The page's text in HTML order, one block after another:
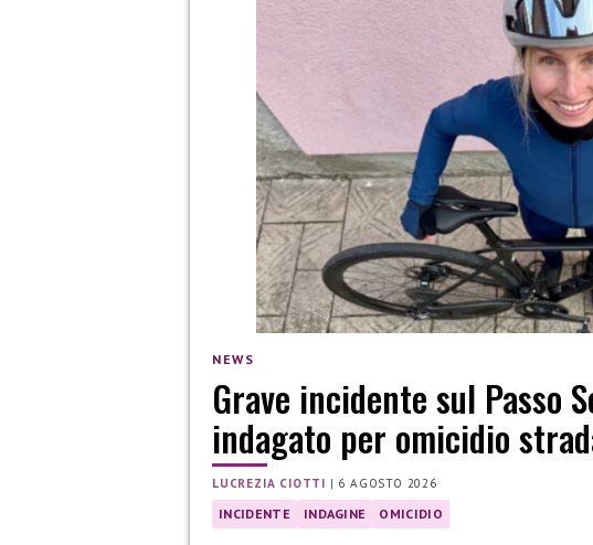
NEWS
Grave incidente sul Passo
indagato per omicidio
LUCREZIA CIOTTI | 6 AGOSTO 2026
INCIDENTE INDAGINE OMICIDIO